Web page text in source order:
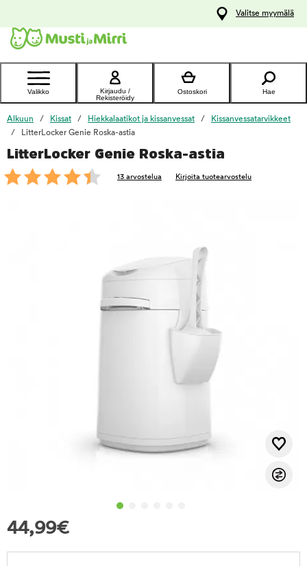
Ota yhteyttä
asiakaspalveluun
Valitse myymälä
Valikko
Kirjaudu /
Rekisteröidy
Ostoskori Hae
Alkuun Kissat Hiekkalaatikot ja kissanvessat
Kissanvessatarvikkeet
LitterLocker Genie Roska-astia
LitterLocker Genie Roska-astia
13 arvostelua Kirjoita tuotearvostelu
44,99€
foo